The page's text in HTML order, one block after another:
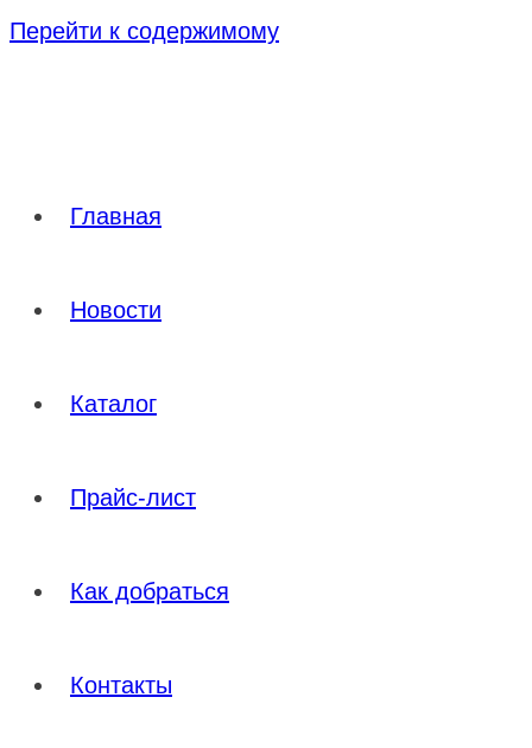
Перейти к содержимому
Главная
Новости
Каталог
Прайс-лист
Как добраться
Контакты